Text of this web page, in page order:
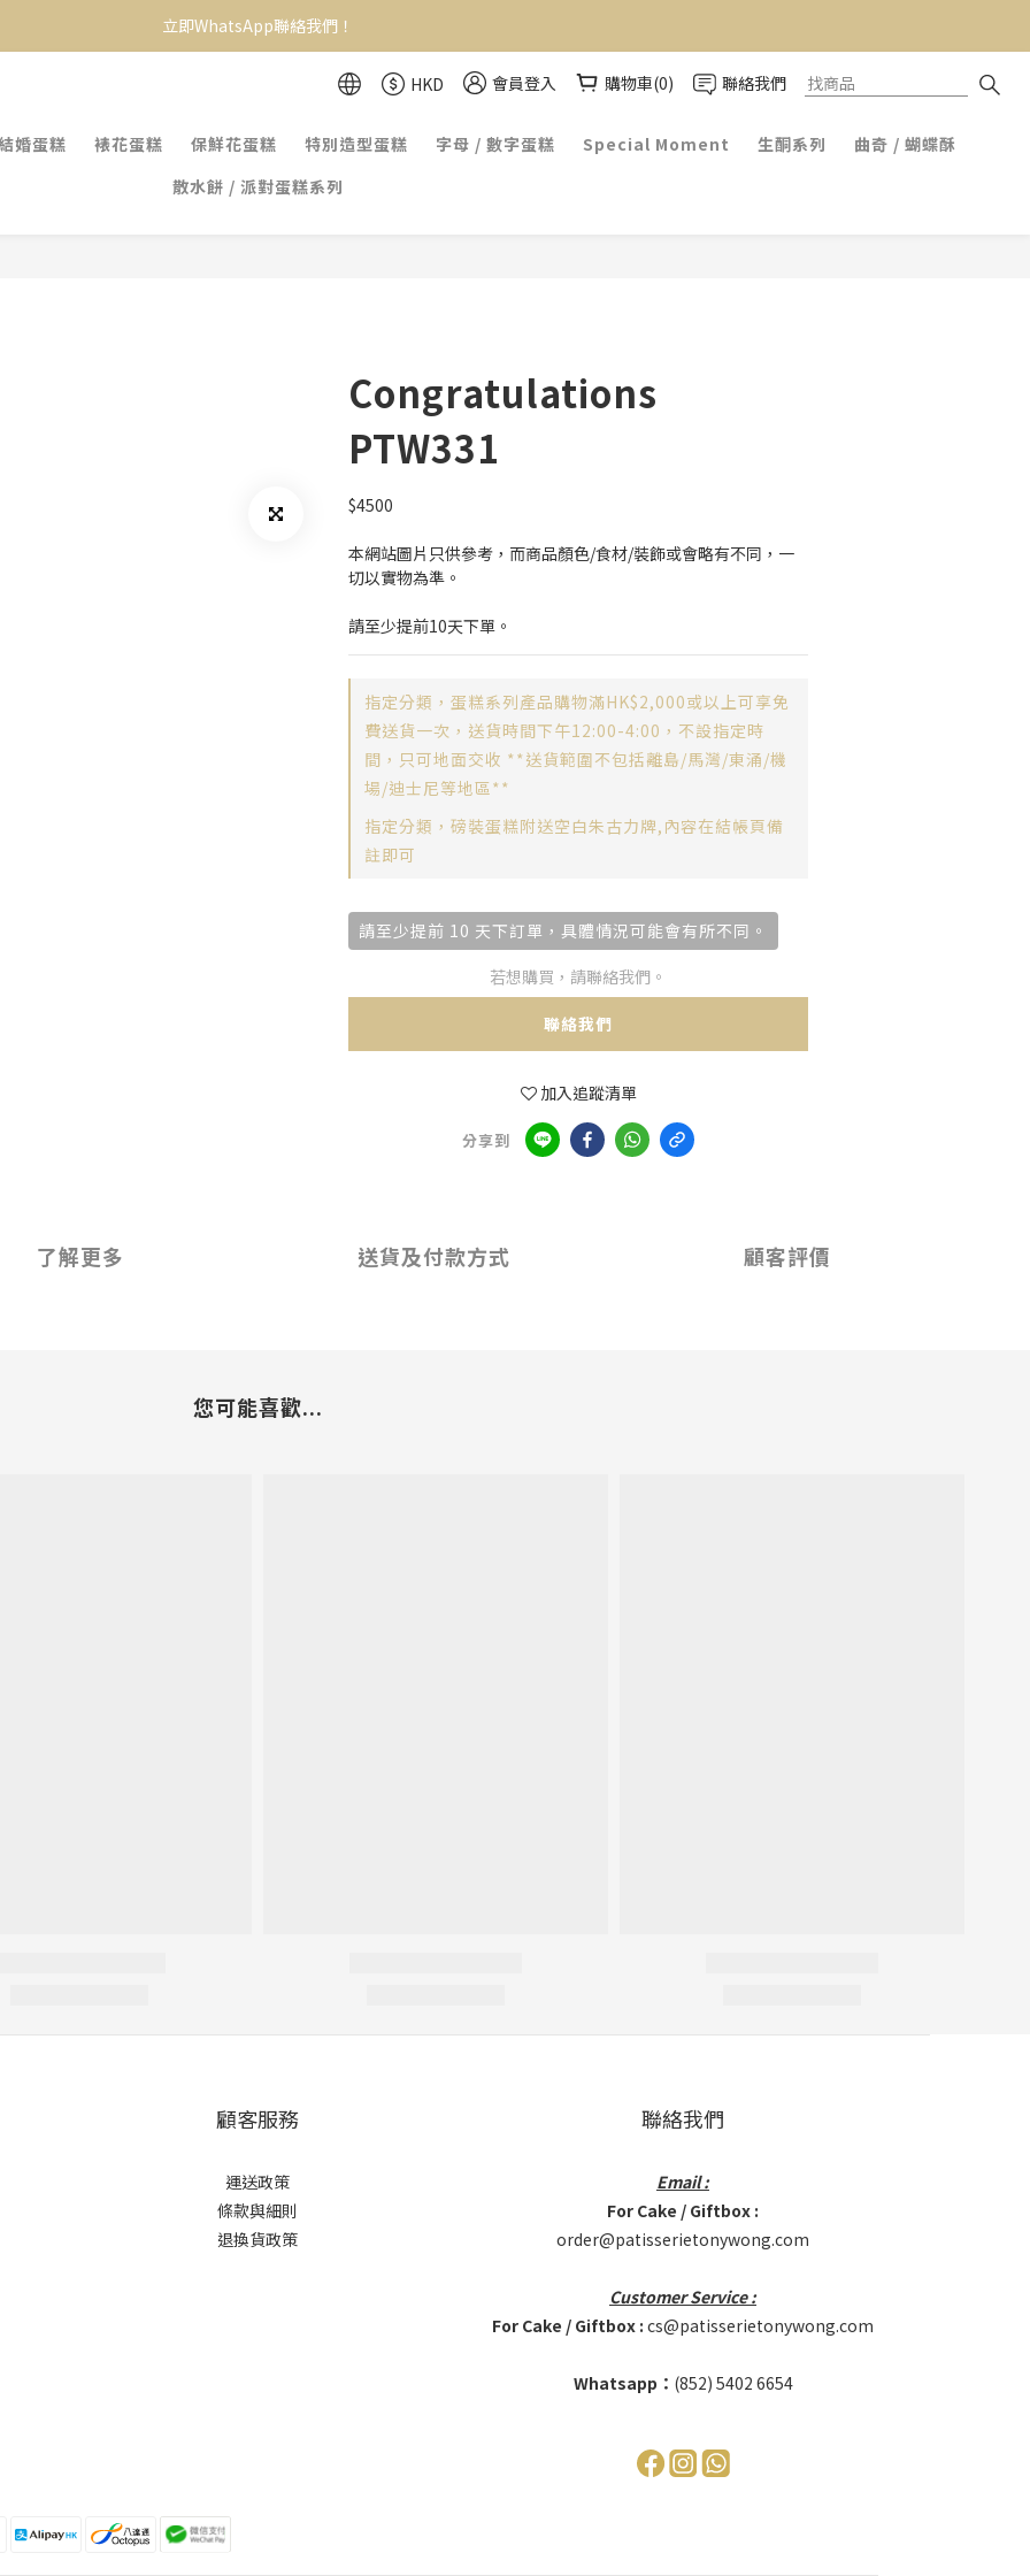
立即WhatsApp聯絡我們！
HKD 會員登入 購物車(0) 聯絡我們
婚蛋糕 裱花蛋糕 保鮮花蛋糕 特別造型蛋糕 字母 / 數字蛋糕 Special Moment 生酮系列
曲奇 / 蝴蝶酥
散水餅 / 派對蛋糕系列
Congratulations
PTW331
$4500
本網站圖片只供參考，而商品顏色/食材/裝飾或會略有不同，一
切以實物為準。
請至少提前10天下單。
指定分類，蛋糕系列產品購物滿HK$2,000或以上可享免
費送貨一次，送貨時間下午12:00-4:00，不設指定時
間，只可地面交收 **送貨範圍不包括離島/馬灣/東涌/機
場/迪士尼等地區**
指定分類，磅裝蛋糕附送空白朱古力牌,內容在結帳頁備
註即可
請至少提前 10 天下訂單，具體情況可能會有所不同。
若想購買，請聯絡我們。
聯絡我們
加入追蹤清單
分享到
了解更多 送貨及付款方式 顧客評價
您可能喜歡...
顧客服務
運送政策
條款與細則
退換貨政策
聯絡我們
Email :
For Cake / Giftbox :
order@patisserietonywong.com
Customer Service :
For Cake / Giftbox : cs@patisserietonywong.com
Whatsapp： (852) 5402 6654